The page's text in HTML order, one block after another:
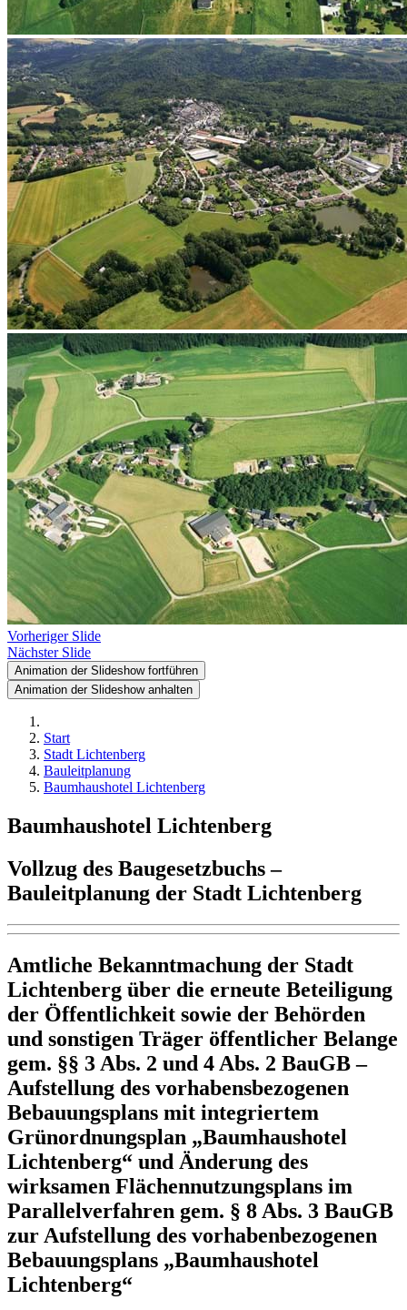
Vorheriger Slide
Nächster Slide
Animation der Slideshow fortführen
Animation der Slideshow anhalten
Start
Stadt Lichtenberg
Bauleitplanung
Baumhaushotel Lichtenberg
Baumhaushotel Lichtenberg
Vollzug des Baugesetzbuchs –
Bauleitplanung der Stadt Lichtenberg
Amtliche Bekanntmachung der Stadt
Lichtenberg über die erneute Beteiligung
der Öffentlichkeit sowie der Behörden
und sonstigen Träger öffentlicher Belange
gem. §§ 3 Abs. 2 und 4 Abs. 2 BauGB –
Aufstellung des vorhabensbezogenen
Bebauungsplans mit integriertem
Grünordnungsplan „Baumhaushotel
Lichtenberg“ und Änderung des
wirksamen Flächennutzungsplans im
Parallelverfahren gem. § 8 Abs. 3 BauGB
zur Aufstellung des vorhabenbezogenen
Bebauungsplans „Baumhaushotel
Lichtenberg“